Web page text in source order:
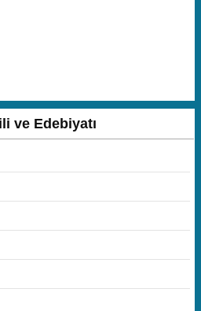
ve Edebiyatı